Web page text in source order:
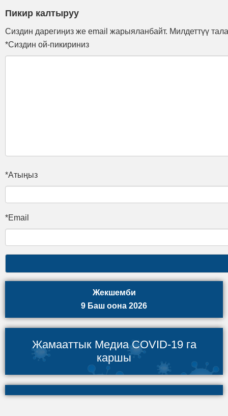
Пикир калтыруу
Сиздин дарегиңиз же email жарыяланбайт. Милдеттүү
*Сиздин ой-пикириниз
*Атыңыз
*Email
Жекшемби
9 Баш оона 2026
Жамааттык Медиа COVID-19 га
каршы